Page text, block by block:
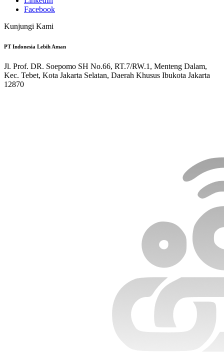
Facebook
Kunjungi Kami
PT Indonesia Lebih Aman
Jl. Prof. DR. Soepomo SH No.66, RT.7/RW.1, Menteng Dalam,
Kec. Tebet, Kota Jakarta Selatan, Daerah Khusus Ibukota Jakarta
12870